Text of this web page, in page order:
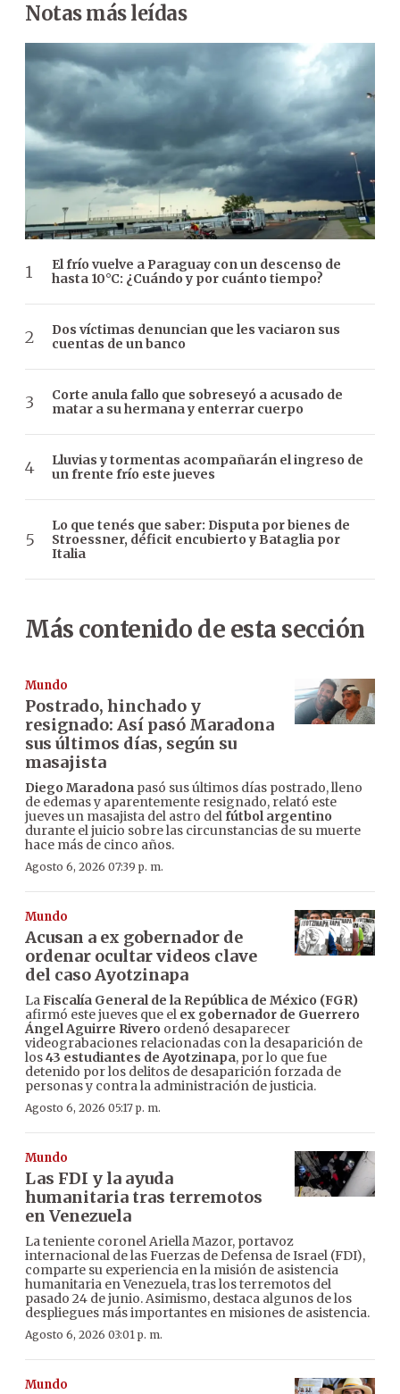
Notas más leídas
El frío vuelve a Paraguay con un descenso de
hasta 10°C: ¿Cuándo y por cuánto tiempo?
Dos víctimas denuncian que les vaciaron sus
cuentas de un banco
Corte anula fallo que sobreseyó a acusado de
matar a su hermana y enterrar cuerpo
Lluvias y tormentas acompañarán el ingreso de
un frente frío este jueves
Lo que tenés que saber: Disputa por bienes de
Stroessner, déficit encubierto y Bataglia por
Italia
Más contenido de esta sección
Mundo
Postrado, hinchado y
resignado: Así pasó Maradona
sus últimos días, según su
masajista
Diego Maradona pasó sus últimos días postrado, lleno
de edemas y aparentemente resignado, relató este
jueves un masajista del astro delfútbol argentino
durante el juicio sobre las circunstancias de su muerte
hace más de cinco años.
Agosto 6, 2026 07:39 p. m.
Mundo
Acusan a ex gobernador de
ordenar ocultar videos clave
del caso Ayotzinapa
LaFiscalía General de la República de México (FGR)
afirmó este jueves que el ex gobernador de Guerrero
Ángel Aguirre Rivero ordenó desaparecer
videograbaciones relacionadas con la desaparición de
los43 estudiantes de Ayotzinapa, por lo que fue
detenido por los delitos de desaparición forzada de
personas y contra la administración de justicia.
Agosto 6, 2026 05:17 p. m.
Mundo
Las FDI y la ayuda
humanitaria tras terremotos
en Venezuela
La teniente coronel Ariella Mazor, portavoz
internacional de las Fuerzas de Defensa de Israel (FDI),
comparte su experiencia en la misión de asistencia
humanitaria en Venezuela, tras los terremotos del
pasado 24 de junio. Asimismo, destaca algunos de los
despliegues más importantes en misiones de asistencia.
Agosto 6, 2026 03:01 p. m.
Mundo